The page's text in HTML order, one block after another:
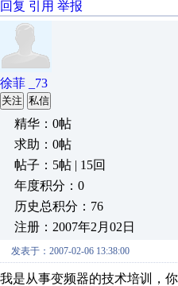
回复 引用 举报
徐菲 _73
关注 私信
精华：0帖
求助：0帖
帖子：5帖 | 15回
年度积分：0
历史总积分：76
注册：2007年2月02日
发表于：2007-02-06 13:38:00
我是从事变频器的技术培训，